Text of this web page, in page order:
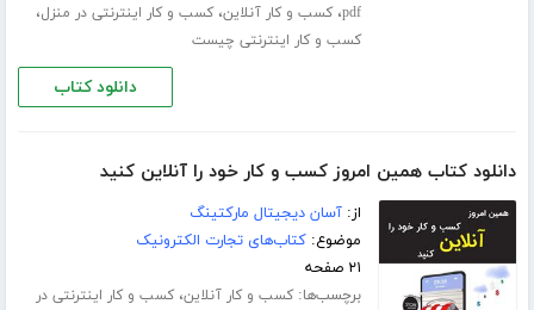
pdf،کسب و کار آنلاین،کسب و کار اینترنتی در منزل،
کسب و کار اینترنتی چیست
دانلود کتاب
دانلود کتاب همین امروز کسب و کار خود را آنلاین کنید
از:آسان دیجیتال مارکتینگ
موضوع:کتاب‌های تجارت الکترونیک
۲۱ صفحه
برچسب‌ها:کسب و کار آنلاین،کسب و کار اینترنتی در